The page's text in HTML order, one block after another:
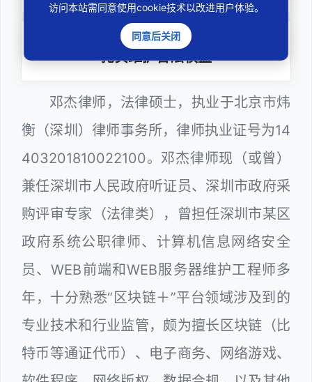
务实
扎实维护合法权益
邓杰律师，法律硕士，执业于北京市炜
衡（深圳）律师事务所，律师执业证号为14
403201810022100。邓杰律师现（或曾）
兼任深圳市人民政府听证员、深圳市政府采
购评审专家（法律类），曾担任深圳市某区
政府系统公职律师、计算机信息网络安全
员、WEB前端和WEB服务器维护工程师多
年，十分熟悉“区块链＋”平台领域涉及到的
专业技术和行业监管，颇为擅长区块链（比
特币等通证代币）、电子商务、网络游戏、
访问本站需同意使用cookie技术以改进用户体验。
同意后关闭